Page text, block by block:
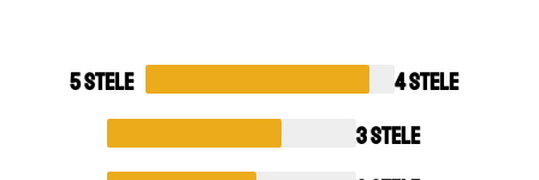
5 stele
4 stele
3 stele